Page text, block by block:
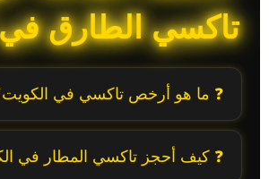
تاكسي الطارق
❓ ما هو أرخص تاكسي في
تاكسي الطارق يقدم أسعار مناسبة
التزام كامل بالشفافية، ما يجعلنا
❓ كيف أحجز تاكسي المطار في